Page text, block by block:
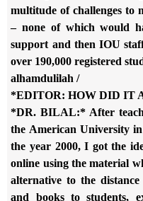
multitude of challenges to
– none of which would
support and then IOU
over 190,000 registered
alhamdulilah /
*EDITOR: HOW DID IT
*DR. BILAL:* After
the American University
the year 2000, I got the
online using the material
alternative to the
and books to students,